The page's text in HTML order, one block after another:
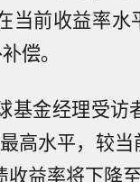
当前收益率水
偿。
基金经理受访
高水平，较当
益率将下降至